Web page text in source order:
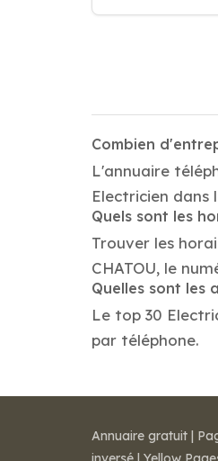
Combien
L'annuaire
Electricien dans
Quels sont les
Trouver les
CHATOU, le
Quelles sont les
Le top 30
par téléphone.
Annuaire gratuit |